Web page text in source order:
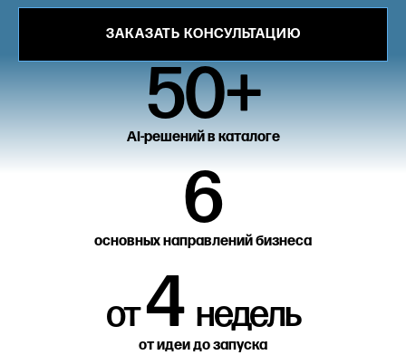
ЗАКАЗАТЬ КОНСУЛЬТАЦИЮ
50+
АІ-решений в каталоге
6
основных направлений бизнеса
от4 недель
от идеи до запуска